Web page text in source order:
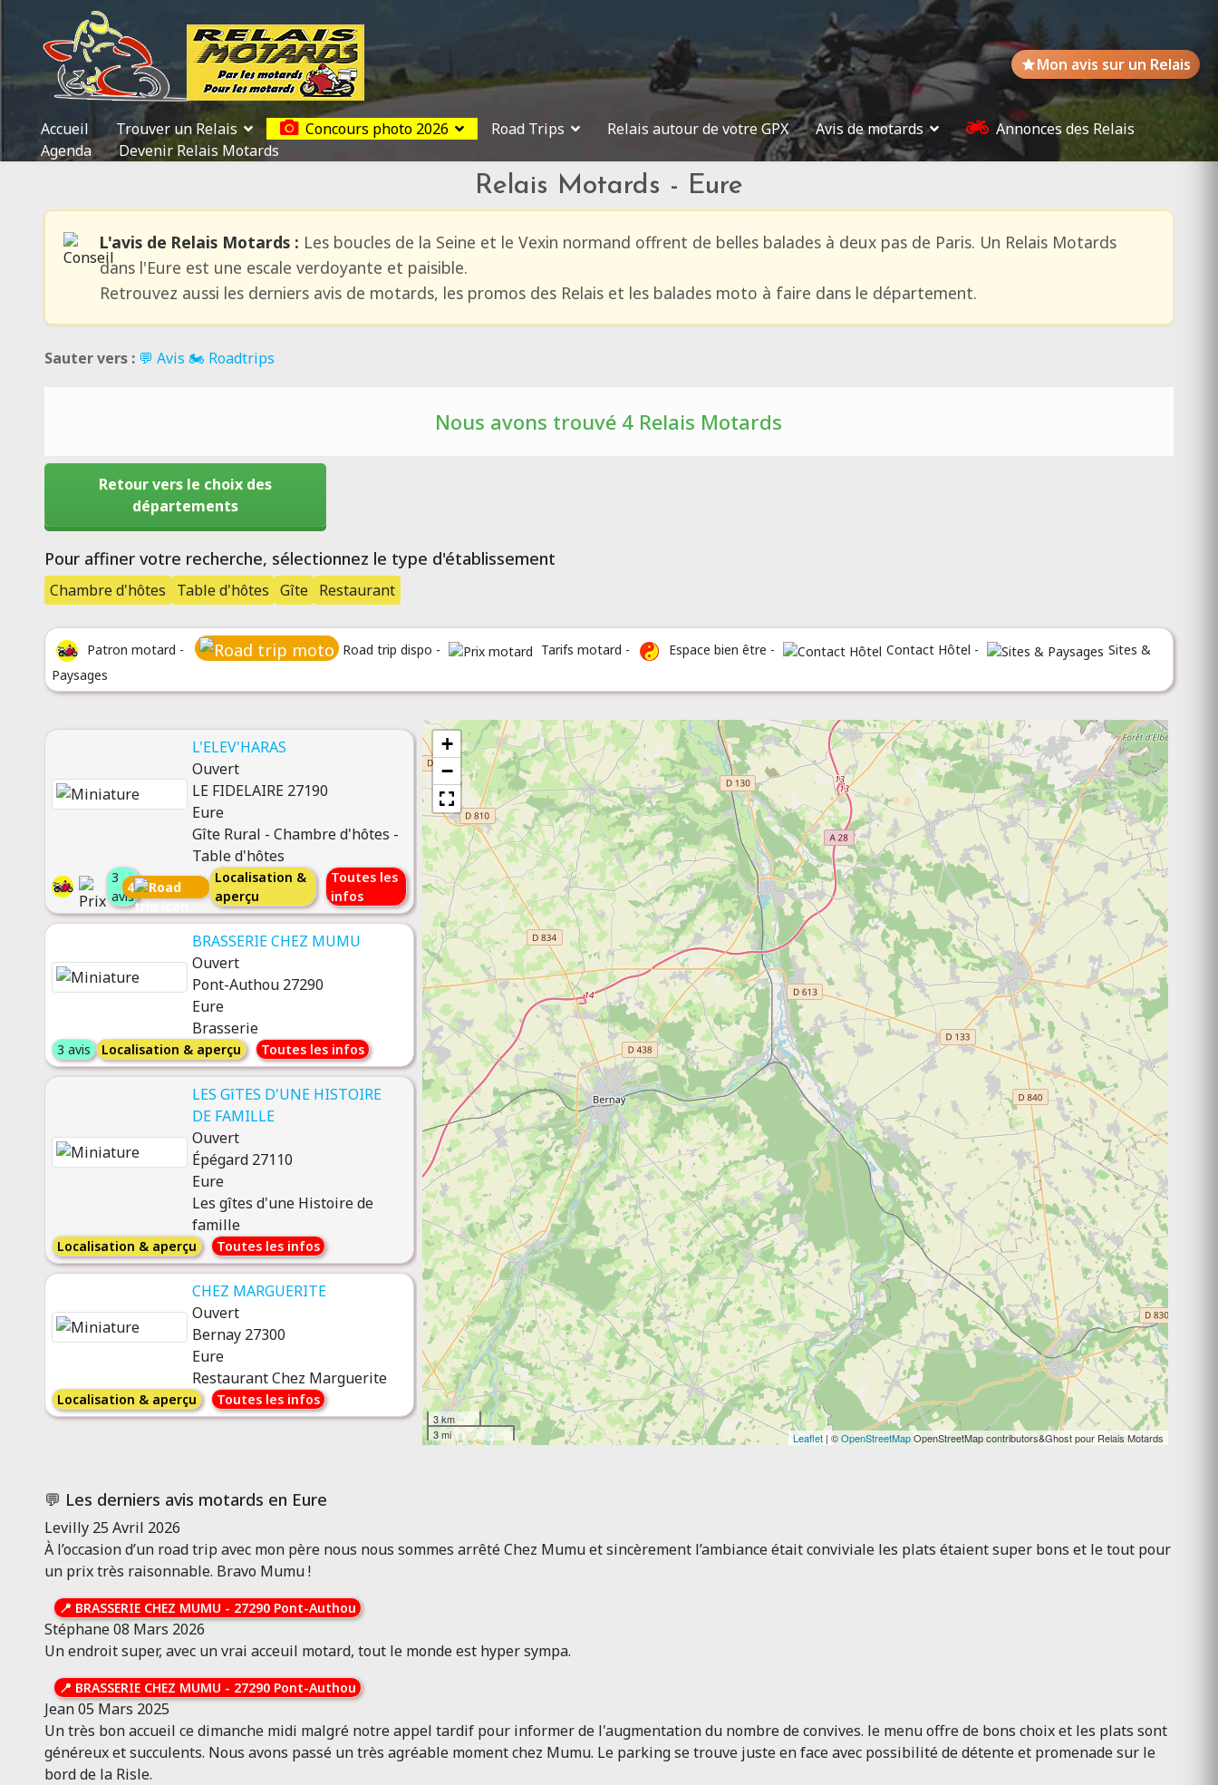
Mon avis sur un Relais
Accueil Trouver un Relais Concours photo 2026 Road Trips Relais autour de votre GPX Avis de motards
Annonces des Relais
Agenda
Devenir Relais Motards
Relais Motards - Eure
L'avis de Relais Motards : Les boucles de la Seine et le Vexin normand offrent de belles balades à deux pas de Paris. Un Relais Motards
dans l'Eure est une escale verdoyante et paisible.
Retrouvez aussi les derniers avis de motards, les promos des Relais et les balades moto à faire dans le département.
Sauter vers : 💬 Avis 🏍️ Roadtrips
Nous avons trouvé 4 Relais Motards
Retour vers le choix des
départements
Pour affiner votre recherche, sélectionnez le type d'établissement
Chambre d'hôtes Table d'hôtes Gîte Restaurant
Patron motard - Road trip dispo - Tarifs motard - Espace bien être - Contact Hôtel -
Sites &
Paysages
L'ELEV'HARAS
Ouvert
LE FIDELAIRE 27190
Eure
Gîte Rural - Chambre d'hôtes -
Table d'hôtes
3
avis
4
Localisation &
aperçu
Toutes les
infos
BRASSERIE CHEZ MUMU
Ouvert
Pont-Authou 27290
Eure
Brasserie
3 avis Localisation & aperçu Toutes les infos
LES GîTES D'UNE HISTOIRE
DE FAMILLE
Ouvert
Épégard 27110
Eure
Les gîtes d'une Histoire de
famille
Localisation & aperçu Toutes les infos
CHEZ MARGUERITE
Ouvert
Bernay 27300
Eure
Restaurant Chez Marguerite
Localisation & aperçu Toutes les infos
+
−
3 km
3 mi
Leaflet | ©OpenStreetMapOpenStreetMap contributors&Ghost pour Relais Motards
💬 Les derniers avis motards en Eure
Levilly 25 Avril 2026
À l’occasion d’un road trip avec mon père nous nous sommes arrêté Chez Mumu et sincèrement l’ambiance était conviviale les plats étaient super bons et le tout pour
un prix très raisonnable. Bravo Mumu !
📍 BRASSERIE CHEZ MUMU - 27290 Pont-Authou
Stéphane 08 Mars 2026
Un endroit super, avec un vrai acceuil motard, tout le monde est hyper sympa.
📍 BRASSERIE CHEZ MUMU - 27290 Pont-Authou
Jean 05 Mars 2025
Un très bon accueil ce dimanche midi malgré notre appel tardif pour informer de l'augmentation du nombre de convives. le menu offre de bons choix et les plats sont
généreux et succulents. Nous avons passé un très agréable moment chez Mumu. Le parking se trouve juste en face avec possibilité de détente et promenade sur le
bord de la Risle.